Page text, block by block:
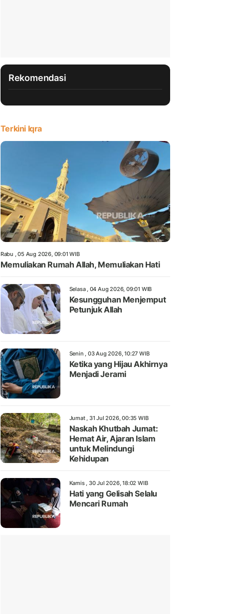
Rekomendasi
Terkini Iqra
Rabu , 05 Aug 2026, 09:01 WIB
Memuliakan Rumah Allah, Memuliakan Hati
Selasa , 04 Aug 2026, 09:01 WIB
Kesungguhan Menjemput
Petunjuk Allah
Senin , 03 Aug 2026, 10:27 WIB
Ketika yang Hijau Akhirnya
Menjadi Jerami
Jumat , 31 Jul 2026, 00:35 WIB
Naskah Khutbah Jumat:
Hemat Air, Ajaran Islam
untuk Melindungi
Kehidupan
Kamis , 30 Jul 2026, 18:02 WIB
Hati yang Gelisah Selalu
Mencari Rumah